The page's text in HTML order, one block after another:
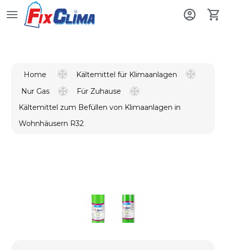
Home
Kältemittel für Klimaanlagen
Nur Gas
Für Zuhause
Kältemittel zum Befüllen von Klimaanlagen in
Wohnhäusern R32